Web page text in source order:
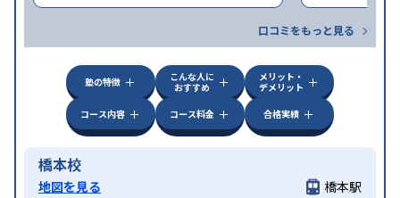
口コミをもっと見る
塾の特徴
こんな人に
おすすめ
メリット・
デメリット
コース内容
コース料金 合格実績
橋本校
地図を見る
橋本駅